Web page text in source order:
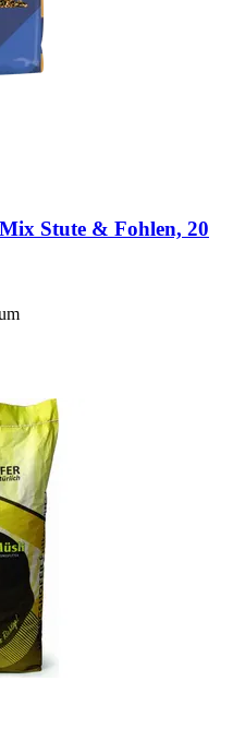
Stute & Fohlen, 20